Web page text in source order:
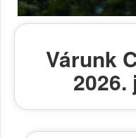
Várunk
2026.